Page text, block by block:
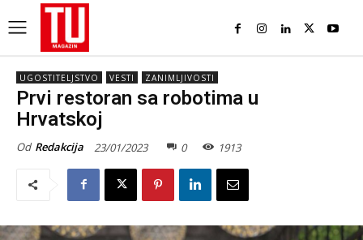
UGOSTITELJSTVO VESTI ZANIMLJIVOSTI
Prvi restoran sa robotima u
Hrvatskoj
Od Redakcija 23/01/2023 0 1913